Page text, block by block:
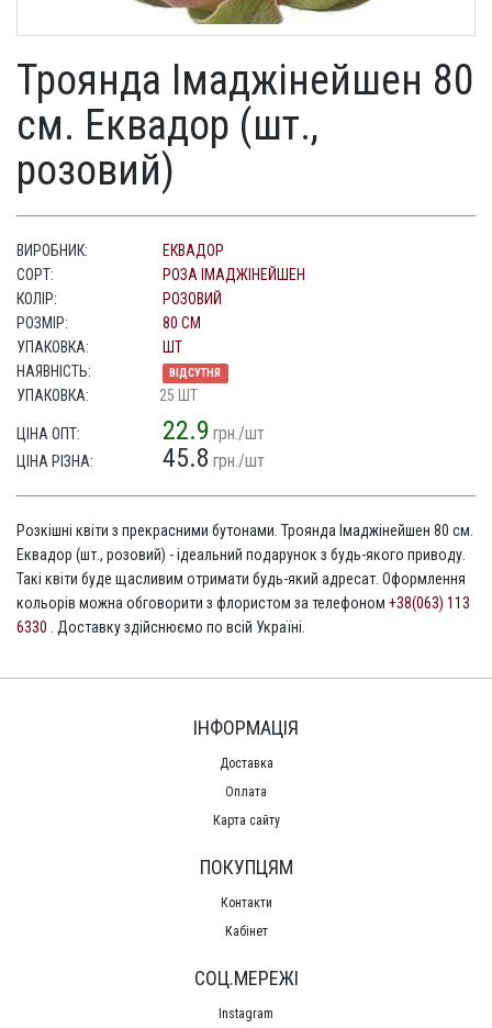
Троянда Імаджінейшен 80
см. Еквадор (шт.,
розовий)
ВИРОБНИК:
ЕКВАДОР
СОРТ:
РОЗА ІМАДЖІНЕЙШЕН
КОЛІР:
РОЗОВИЙ
РОЗМІР:
80 СМ
УПАКОВКА:
ШТ
НАЯВНІСТЬ:
ВІДСУТНЯ
УПАКОВКА: 25 ШТ
ЦІНА ОПТ: 22.9 грн./шт
ЦІНА РІЗНА: 45.8 грн./шт
Розкішні квіти з прекрасними бутонами. Троянда Імаджінейшен 80 см.
Еквадор (шт., розовий) - ідеальний подарунок з будь-якого приводу.
Такі квіти буде щасливим отримати будь-який адресат. Оформлення
кольорів можна обговорити з флористом за телефоном +38(063) 113
6330 . Доставку здійснюємо по всій Україні.
ІНФОРМАЦІЯ
Доставка
Оплата
Карта сайту
ПОКУПЦЯМ
Контакти
Кабінет
СОЦ.МЕРЕЖІ
Instagram